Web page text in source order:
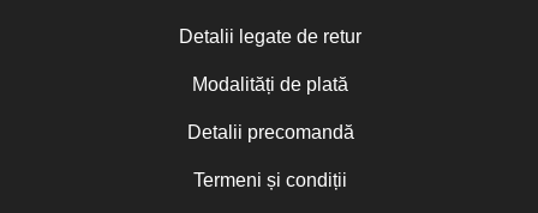
Detalii legate de retur
Modalități de plată
Detalii precomandă
Termeni și condiții